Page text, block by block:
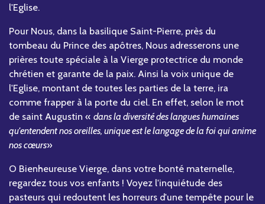
l'Eglise.
Pour Nous, dans la basilique Saint-Pierre, près du
tombeau du Prince des apôtres, Nous adresserons une
prières toute spéciale à la Vierge protectrice du monde
chrétien et garante de la paix. Ainsi la voix unique de
l'Eglise, montant de toutes les parties de la terre, ira
comme frapper à la porte du ciel. En effet, selon le mot
de saint Augustin « dans la diversité des langues humaines
qu'entendent nos oreilles, unique est le langage de la foi qui anime
nos cœurs»
O Bienheureuse Vierge, dans votre bonté maternelle,
regardez tous vos enfants ! Voyez l'inquiétude des
pasteurs qui redoutent les horreurs d'une tempête pour le